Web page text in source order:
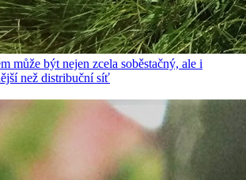
může být nejen zcela soběstačný, ale i
než distribuční síť